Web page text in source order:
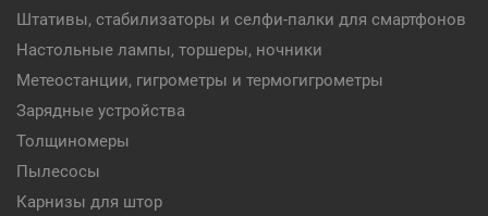
Штативы, стабилизаторы и селфи-палки для смартфонов
Настольные лампы, торшеры, ночники
Метеостанции, гигрометры и термогигрометры
Зарядные устройства
Толщиномеры
Пылесосы
Карнизы для штор